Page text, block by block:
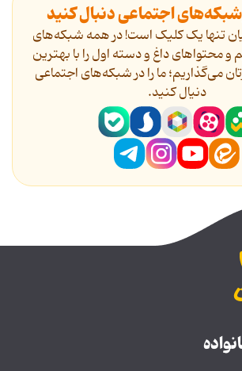
شبکه‌های اجتماعی دنبال کنید
تنها یک کلیک است! در همه شبکه‌های
محتواهای داغ و دسته اول را با بهترین
می‌گذاریم؛ ما را در شبکه‌های اجتماعی
دنیال کنید.